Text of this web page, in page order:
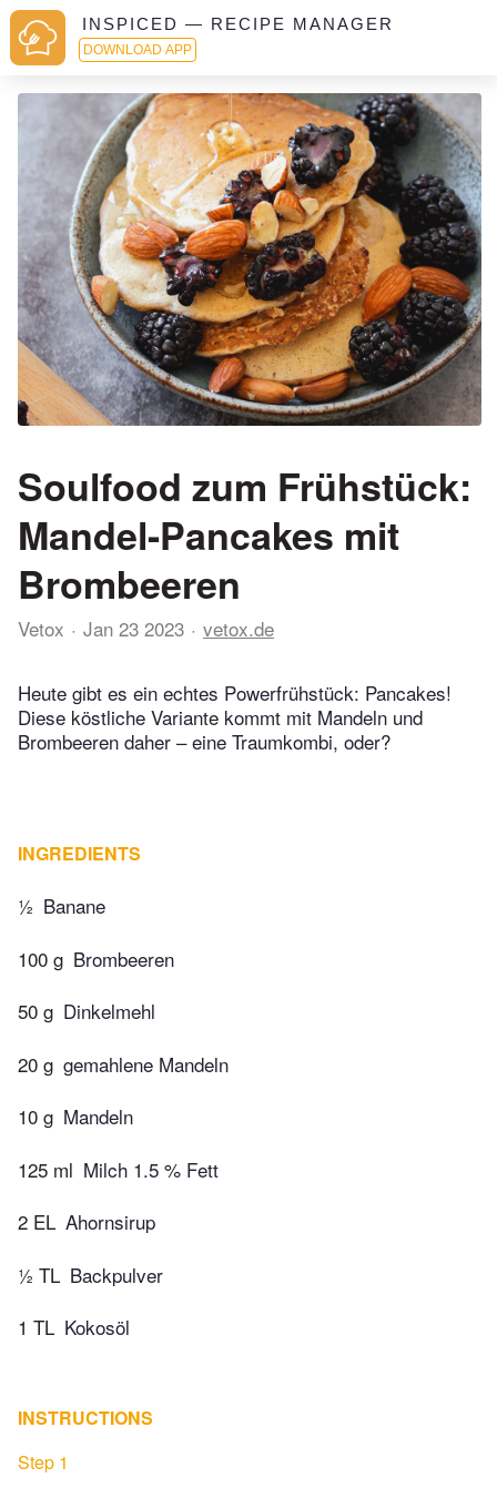
INSPICED — RECIPE MANAGER
DOWNLOAD APP
Soulfood zum Frühstück:
Mandel-Pancakes mit
Brombeeren
Vetox Jan 23 2023 vetox.de
Heute gibt es ein echtes Powerfrühstück: Pancakes!
Diese köstliche Variante kommt mit Mandeln und
Brombeeren daher – eine Traumkombi, oder?
INGREDIENTS
½ Banane
100 g Brombeeren
50 g Dinkelmehl
20 g gemahlene Mandeln
10 g Mandeln
125 ml Milch 1.5 % Fett
2 EL Ahornsirup
½ TL Backpulver
1 TL Kokosöl
INSTRUCTIONS
Step 1